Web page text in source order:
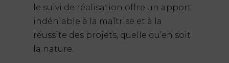
le suivi de réalisation offre un apport
indéniable à la maîtrise et à la
réussite des projets, quelle qu’en soit
la nature.